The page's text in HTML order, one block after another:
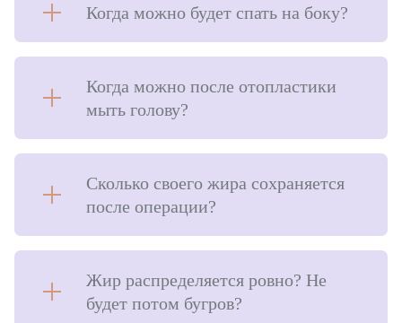
Когда можно будет спать на боку?
Когда можно после отопластики
мыть голову?
Сколько своего жира сохраняется
после операции?
Жир распределяется ровно? Не
будет потом бугров?